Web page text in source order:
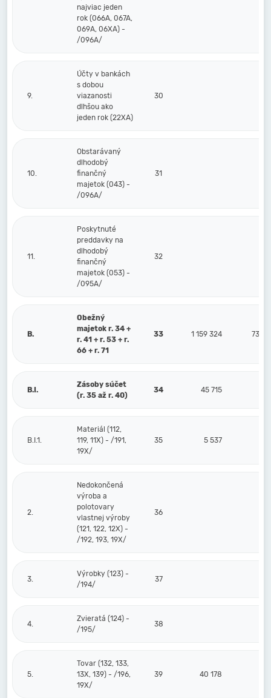
najviac jeden
rok (066A, 067A,
069A, 06XA) -
/096A/
9.
Účty v bankách
s dobou
viazanosti
dlhšou ako
jeden rok (22XA)
30
10.
Obstarávaný
dlhodobý
finančný
majetok (043) -
/096A/
31
11.
Poskytnuté
preddavky na
dlhodobý
finančný
majetok (053) -
/095A/
32
B.
Obežný
majetok r. 34 +
r. 41 + r. 53 + r.
66 + r. 71
33 1 159 324 73
B.I.
Zásoby súčet
(r. 35 až r. 40)
34 45 715
B.I.1.
Materiál (112,
119, 11X) - /191,
19X/
35 5 537
2.
Nedokončená
výroba a
polotovary
vlastnej výroby
(121, 122, 12X) -
/192, 193, 19X/
36
3.
Výrobky (123) -
/194/
37
4.
Zvieratá (124) -
/195/
38
5.
Tovar (132, 133,
13X, 139) - /196,
19X/
39 40 178